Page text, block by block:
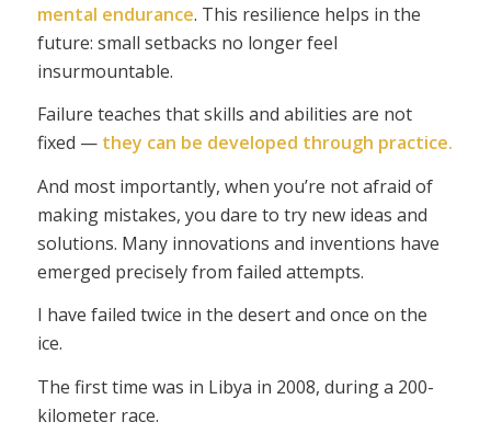
mental endurance. This resilience helps in the
future: small setbacks no longer feel
insurmountable.
Failure teaches that skills and abilities are not
fixed — they can be developed through practice.
And most importantly, when you’re not afraid of
making mistakes, you dare to try new ideas and
solutions. Many innovations and inventions have
emerged precisely from failed attempts.
I have failed twice in the desert and once on the
ice.
The first time was in Libya in 2008, during a 200-
kilometer race.